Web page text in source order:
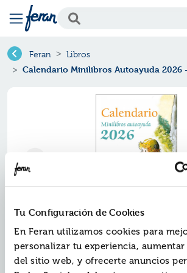
Tu Configuración de Cookies
En Feran utilizamos cookies para
personalizar tu experiencia,
del sitio web, y ofrecerte anuncios
Feran Libros
Calendario Minilibros Autoayuda 2026
Calendario minilibros
2026 - taco